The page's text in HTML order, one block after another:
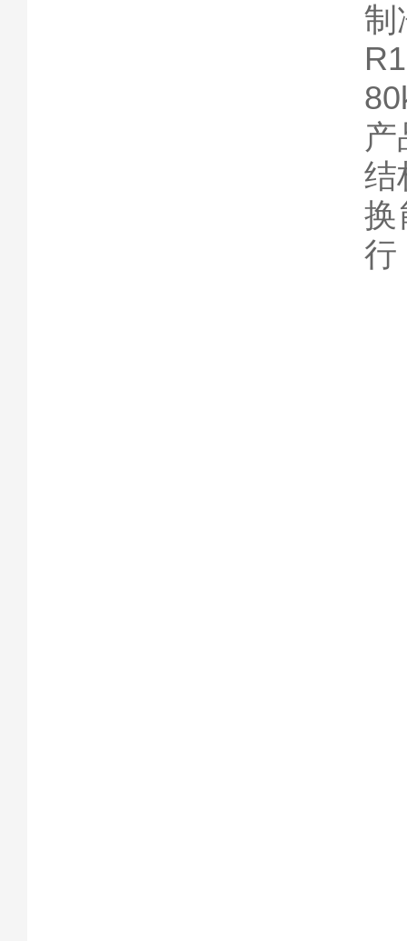
制
结
换
行